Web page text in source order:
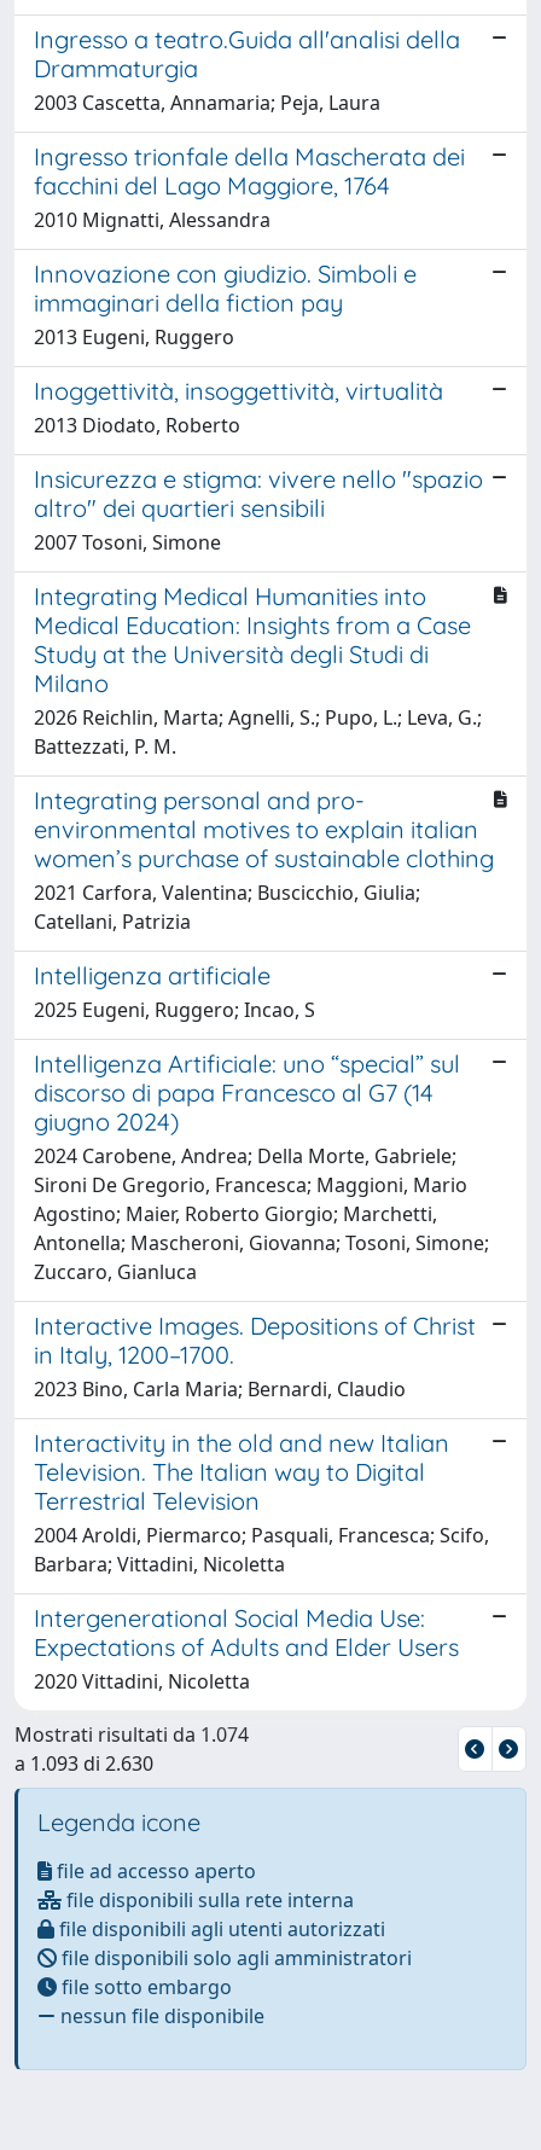
Ingresso a teatro.Guida all'analisi della
Drammaturgia
2003 Cascetta, Annamaria; Peja, Laura
Ingresso trionfale della Mascherata dei
facchini del Lago Maggiore, 1764
2010 Mignatti, Alessandra
Innovazione con giudizio. Simboli e
immaginari della fiction pay
2013 Eugeni, Ruggero
Inoggettività, insoggettività, virtualità
2013 Diodato, Roberto
Insicurezza e stigma: vivere nello "spazio
altro" dei quartieri sensibili
2007 Tosoni, Simone
Integrating Medical Humanities into
Medical Education: Insights from a Case
Study at the Università degli Studi di
Milano
2026 Reichlin, Marta; Agnelli, S.; Pupo, L.; Leva, G.;
Battezzati, P. M.
Integrating personal and pro-
environmental motives to explain italian
women’s purchase of sustainable clothing
2021 Carfora, Valentina; Buscicchio, Giulia;
Catellani, Patrizia
Intelligenza artificiale
2025 Eugeni, Ruggero; Incao, S
Intelligenza Artificiale: uno “special” sul
discorso di papa Francesco al G7 (14
giugno 2024)
2024 Carobene, Andrea; Della Morte, Gabriele;
Sironi De Gregorio, Francesca; Maggioni, Mario
Agostino; Maier, Roberto Giorgio; Marchetti,
Antonella; Mascheroni, Giovanna; Tosoni, Simone;
Zuccaro, Gianluca
Interactive Images. Depositions of Christ
in Italy, 1200–1700.
2023 Bino, Carla Maria; Bernardi, Claudio
Interactivity in the old and new Italian
Television. The Italian way to Digital
Terrestrial Television
2004 Aroldi, Piermarco; Pasquali, Francesca; Scifo,
Barbara; Vittadini, Nicoletta
Intergenerational Social Media Use:
Expectations of Adults and Elder Users
2020 Vittadini, Nicoletta
Mostrati risultati da 1.074
a 1.093 di 2.630
Legenda icone
file ad accesso aperto
file disponibili sulla rete interna
file disponibili agli utenti autorizzati
file disponibili solo agli amministratori
file sotto embargo
nessun file disponibile